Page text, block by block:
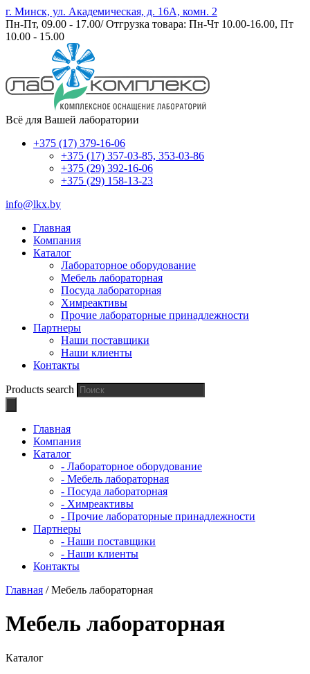
г. Минск, ул. Академическая, д. 16А, комн. 2
Пн-Пт, 09.00 - 17.00/ Отгрузка товара: Пн-Чт 10.00-16.00, Пт
10.00 - 15.00
Всё для Вашей лаборатории
+375 (17) 379-16-06
+375 (17) 357-03-85, 353-03-86
+375 (29) 392-16-06
+375 (29) 158-13-23
info@lkx.by
Главная
Компания
Каталог
Лабораторное оборудование
Мебель лабораторная
Посуда лабораторная
Химреактивы
Прочие лабораторные принадлежности
Партнеры
Наши поставщики
Наши клиенты
Контакты
Products search
Главная
Компания
Каталог
- Лабораторное оборудование
- Мебель лабораторная
- Посуда лабораторная
- Химреактивы
- Прочие лабораторные принадлежности
Партнеры
- Наши поставщики
- Наши клиенты
Контакты
Главная / Мебель лабораторная
Мебель лабораторная
Каталог